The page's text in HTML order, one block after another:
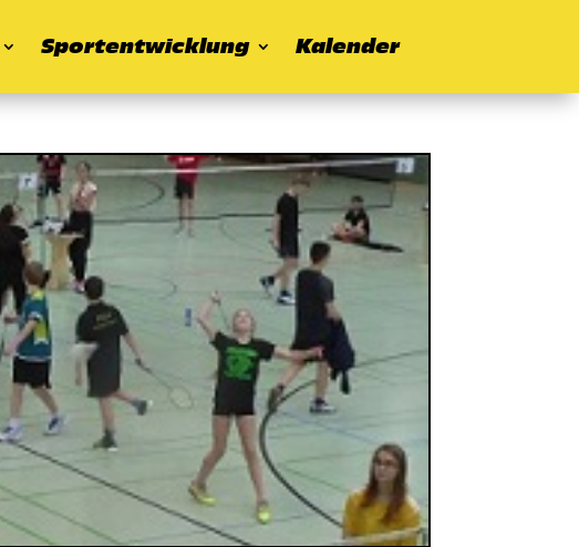
Sportentwicklung Kalender